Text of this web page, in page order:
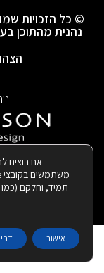
© כל הזכויות
נהנית מהתוכן
אנו רוצים
תמיד, וחלקם (כמו
אישור